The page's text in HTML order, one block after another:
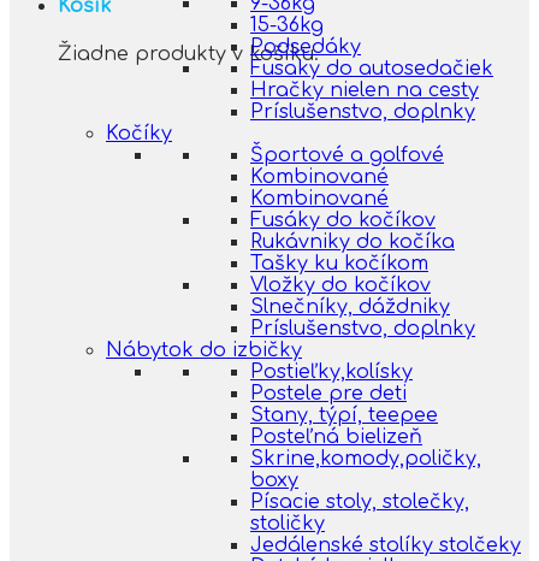
Košík
Žiadne produkty v košíku.
15-36kg
Podsedáky
Fusaky do autosedačiek
Hračky nielen na cesty
Príslušenstvo, doplnky
Kočíky
Športové a golfové
Kombinované
Kombinované
Fusáky do kočíkov
Rukávniky do kočíka
Tašky ku kočíkom
Vložky do kočíkov
Slnečníky, dáždniky
Príslušenstvo, doplnky
Nábytok do izbičky
Postieľky,kolísky
Postele pre deti
Stany, týpí, teepee
Posteľná bielizeň
Skrine,komody,poličky,
boxy
Písacie stoly, stolečky,
stoličky
Jedálenské stolíky stolčeky